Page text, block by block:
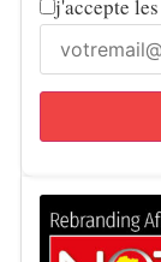
j'accepte les